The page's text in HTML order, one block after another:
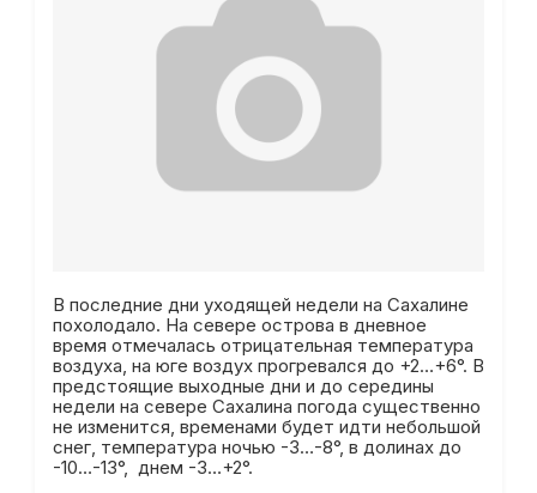
В последние дни уходящей недели на Сахалине
похолодало. На севере острова в дневное
время отмечалась отрицательная температура
воздуха, на юге воздух прогревался до +2…+6°. В
предстоящие выходные дни и до середины
недели на севере Сахалина погода существенно
не изменится, временами будет идти небольшой
снег, температура ночью -3…-8°, в долинах до
-10…-13°, днем -3…+2°.